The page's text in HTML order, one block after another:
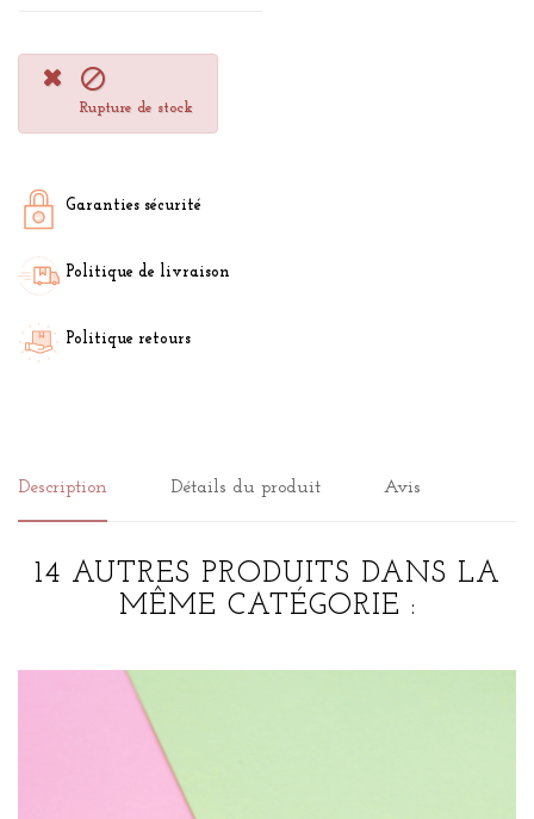

Rupture de stock
Garanties sécurité
Politique de livraison
Politique retours
Description Détails du produit Avis
14 AUTRES PRODUITS DANS LA
MÊME CATÉGORIE :